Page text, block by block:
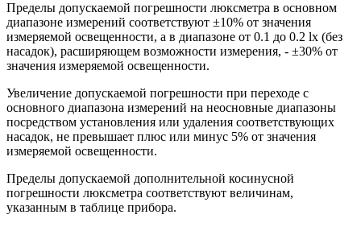
Пределы допускаемой погрешности люксметра в основном
диапазоне измерений соответствуют ±10% от значения
измеряемой освещенности, а в диапазоне от 0.1 до 0.2 lx (без
насадок), расширяющем возможности измерения, - ±30% от
значения измеряемой освещенности.
Увеличение допускаемой погрешности при переходе с
основного диапазона измерений на неосновные диапазоны
посредством установления или удаления соответствующих
насадок, не превышает плюс или минус 5% от значения
измеряемой освещенности.
Пределы допускаемой дополнительной косинусной
погрешности люксметра соответствуют величинам,
указанным в таблице прибора.